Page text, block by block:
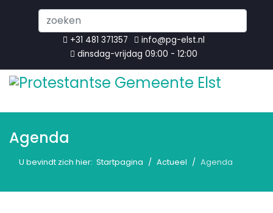
...
+31 481 371357
info@pg-elst.nl
dinsdag-vrijdag 09:00 - 12:00
Agenda
U bevindt zich hier: Startpagina Actueel Agenda